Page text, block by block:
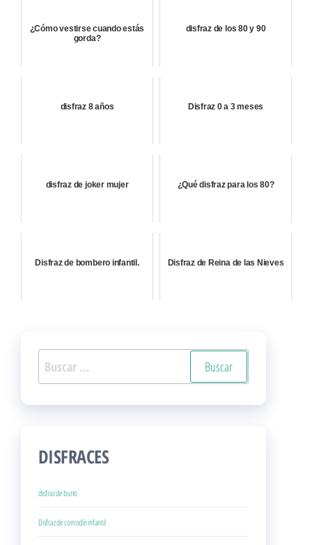
¿Cómo vestirse cuando estás
gorda?
disfraz de los 80 y 90
disfraz 8 años Disfraz 0 a 3 meses
disfraz de joker mujer ¿Qué disfraz para los 80?
Disfraz de bombero infantil. Disfraz de Reina de las Nieves
Buscar:
DISFRACES
disfraz de burro
Disfraz de comodín infantil